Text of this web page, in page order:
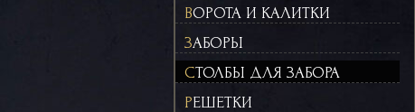
ВОРОТА И КАЛИТКИ
ЗАБОРЫ
СТОЛБЫ ДЛЯ ЗАБОРА
РЕШЕТКИ